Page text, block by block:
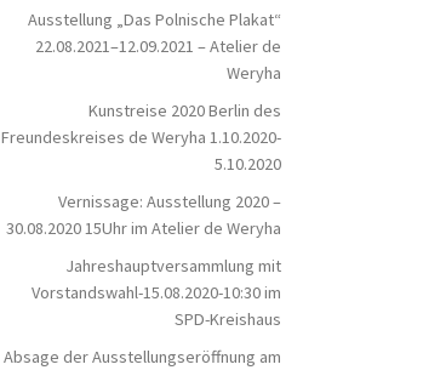
Ausstellung „Das Polnische Plakat“
22.08.2021–12.09.2021 – Atelier de
Weryha
Kunstreise 2020 Berlin des
Freundeskreises de Weryha 1.10.2020-
5.10.2020
Vernissage: Ausstellung 2020 –
30.08.2020 15Uhr im Atelier de Weryha
Jahreshauptversammlung mit
Vorstandswahl-15.08.2020-10:30 im
SPD-Kreishaus
Absage der Ausstellungseröffnung am